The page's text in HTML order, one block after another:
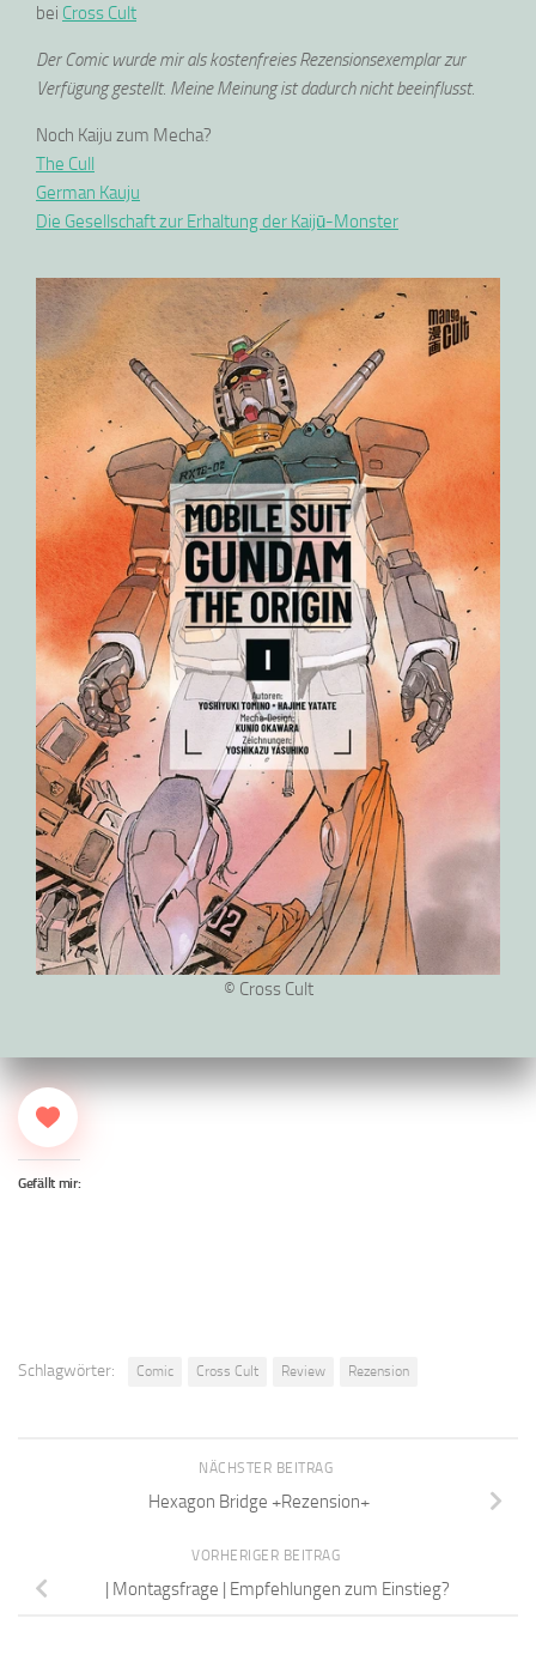
bei Cross Cult
Der Comic wurde mir als kostenfreies Rezensionsexemplar zur
Verfügung gestellt. Meine Meinung ist dadurch nicht beeinflusst.
Noch Kaiju zum Mecha?
The Cull
German Kauju
Die Gesellschaft zur Erhaltung der Kaijū-Monster
© Cross Cult
Gefällt mir:
Schlagwörter: Comic Cross Cult Review Rezension
NÄCHSTER BEITRAG
Hexagon Bridge +Rezension+
VORHERIGER BEITRAG
| Montagsfrage | Empfehlungen zum Einstieg?